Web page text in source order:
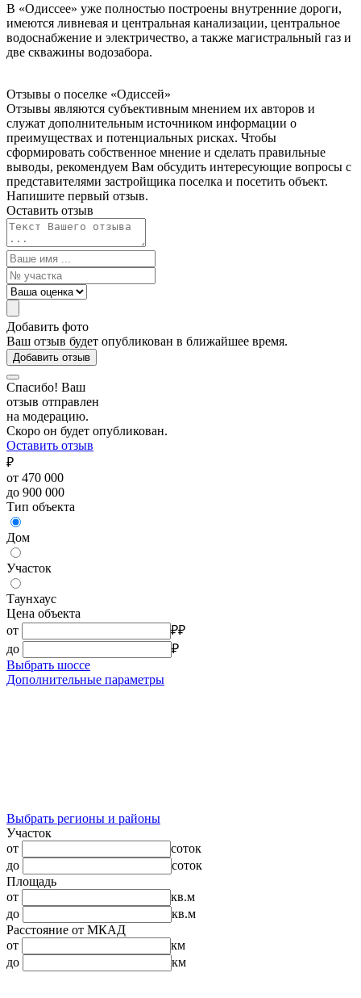
В «Одиссее» уже полностью построены внутренние дороги,
имеются ливневая и центральная канализации, центральное
водоснабжение и электричество, а также магистральный газ и
две скважины водозабора.
Отзывы о поселке «Одиссей»
Отзывы являются субъективным мнением их авторов и
служат дополнительным источником информации о
преимуществах и потенциальных рисках. Чтобы
сформировать собственное мнение и сделать правильные
выводы, рекомендуем Вам обсудить интересующие вопросы с
представителями застройщика поселка и посетить объект.
Напишите первый отзыв.
Оставить отзыв
Добавить фото
Ваш отзыв будет опубликован в ближайшее время.
Добавить отзыв
Спасибо! Ваш
отзыв отправлен
на модерацию.
Скоро он будет опубликован.
Оставить отзыв
₽
от 470 000
до 900 000
Тип объекта
Дом
Участок
Таунхаус
Цена объекта
от
₽₽
до
₽
Выбрать шоссе
Дополнительные параметры
Выбрать регионы и районы
Участок
от
соток
до
соток
Площадь
от
кв.м
до
кв.м
Расстояние от МКАД
от
км
до
км